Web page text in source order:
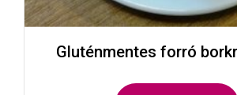
Gluténmentes forró